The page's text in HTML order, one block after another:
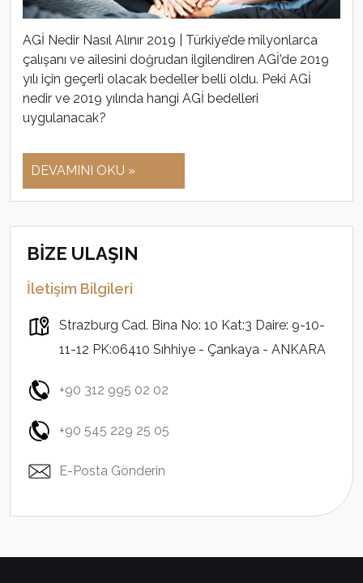
AGİ Nedir Nasıl Alınır 2019 | Türkiye’de milyonlarca
çalışanı ve ailesini doğrudan ilgilendiren AGİ’de 2019
yılı için geçerli olacak bedeller belli oldu. Peki AGİ
nedir ve 2019 yılında hangi AGİ bedelleri
uygulanacak?
DEVAMINI OKU »
BİZE ULAŞIN
İletişim Bilgileri
Strazburg Cad. Bina No: 10 Kat:3 Daire: 9-10-
11-12 PK:06410 Sıhhiye - Çankaya - ANKARA
+90 312 995 02 02
+90 545 229 25 05
E-Posta Gönderin